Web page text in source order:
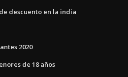
descuento en la india
2020
de 18 años